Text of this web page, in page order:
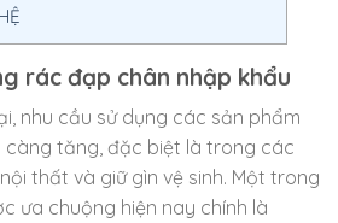
rác đạp chân nhập khẩu
nhu cầu sử dụng các sản phẩm
tăng, đặc biệt là trong các
thất và giữ gìn vệ sinh. Một trong
ưa chuộng hiện nay chính là